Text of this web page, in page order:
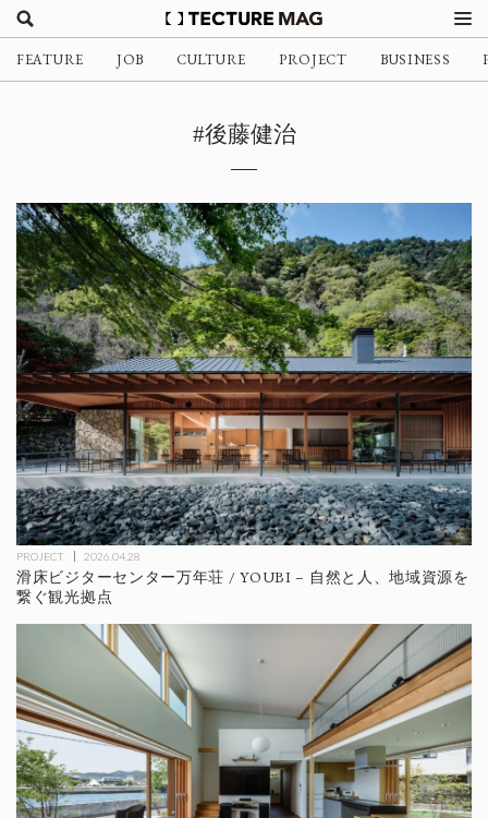
FEATURE JOB CULTURE PROJECT BUSINESS
#後藤健治
PROJECT 2026.04.28
滑床ビジターセンター万年荘 / YOUBI – 自然と人、地域資源を
繋ぐ観光拠点